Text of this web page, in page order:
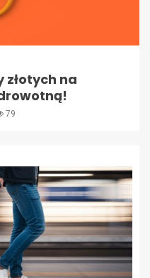
złotych na
79